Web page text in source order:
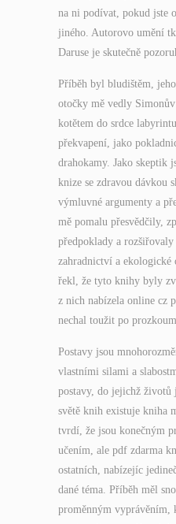
na ni podívat, pokud jste
jiného. Autorovo umění
Daruse je skutečně
Příběh byl bludištěm,
otočky mě vedly
kotětem do srdce
překvapení, jako
drahokamy. Jako skeptik
knize se zdravou dávkou
výmluvné argumenty a
mě pomalu přesvědčily,
předpoklady a
zahradnictví a ekologické
řekl, že tyto knihy byly
z nich nabízela online cz
nechal toužit po
Postavy jsou
vlastními silami a
postavy, do jejichž životů
světě knih existuje kniha
tvrdí, že jsou konečným
učením, ale pdf zdarma
ostatních, nabízejíc
dané téma. Příběh měl
proměnným vyprávěním,